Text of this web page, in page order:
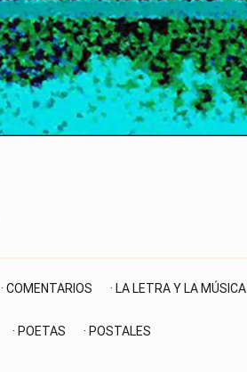
· COMENTARIOS · LA LETRA Y LA MÚSICA
· POETAS · POSTALES